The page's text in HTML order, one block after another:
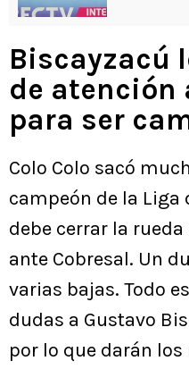
Biscayzacú
de atención
para ser
Colo Colo sacó
campeón de la Liga
debe cerrar la
ante Cobresal. Un
varias bajas. Todo
dudas a Gustavo
por lo que darán los